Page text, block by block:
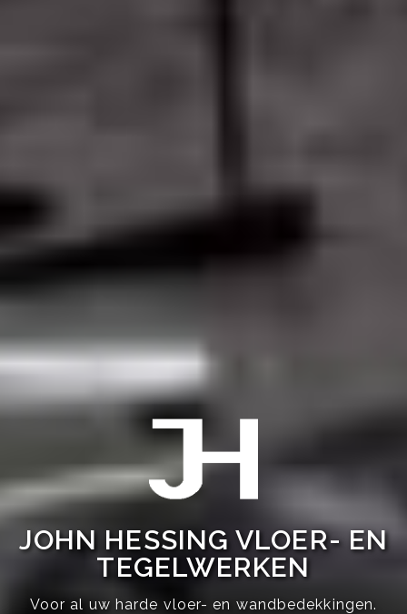
JOHN HESSING VLOER- EN
TEGELWERKEN
Voor al uw harde vloer- en wandbedekkingen.